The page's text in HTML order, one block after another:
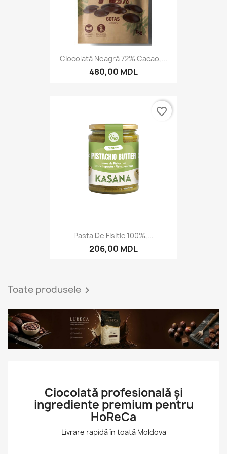
Ciocolată Neagră 72% Cacao,...
480,00 MDL
Pasta De Fisitic 100%,...
206,00 MDL
favorite_border
Toate produsele 
Ciocolată profesională și
ingrediente premium pentru
HoReCa
Livrare rapidă în toată Moldova